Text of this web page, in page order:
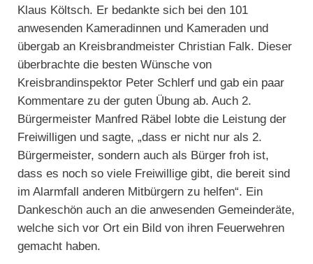
Klaus Költsch. Er bedankte sich bei den 101
anwesenden Kameradinnen und Kameraden und
übergab an Kreisbrandmeister Christian Falk. Dieser
überbrachte die besten Wünsche von
Kreisbrandinspektor Peter Schlerf und gab ein paar
Kommentare zu der guten Übung ab. Auch 2.
Bürgermeister Manfred Räbel lobte die Leistung der
Freiwilligen und sagte, „dass er nicht nur als 2.
Bürgermeister, sondern auch als Bürger froh ist,
dass es noch so viele Freiwillige gibt, die bereit sind
im Alarmfall anderen Mitbürgern zu helfen“. Ein
Dankeschön auch an die anwesenden Gemeinderäte,
welche sich vor Ort ein Bild von ihren Feuerwehren
gemacht haben.